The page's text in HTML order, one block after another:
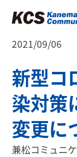
2021/09/06
新型コ
染対策
変更に
兼松コミュニ